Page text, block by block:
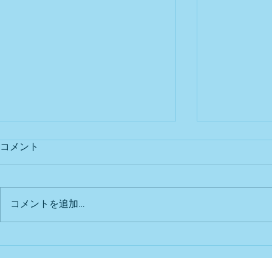
出店予定
コメント
コメントを追加…